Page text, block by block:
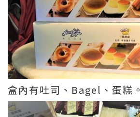
盒內有吐司、Bagel、蛋糕。